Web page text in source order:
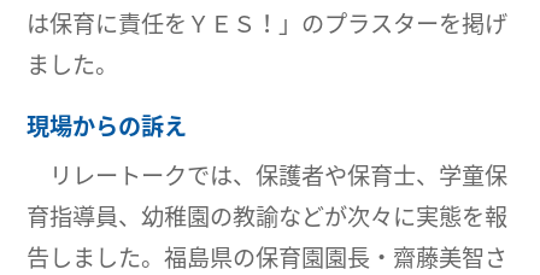
は保育に責任をＹＥＳ！」のプラスターを掲げ
ました。
現場からの訴え
リレートークでは、保護者や保育士、学童保
育指導員、幼稚園の教諭などが次々に実態を報
告しました。福島県の保育園園長・齋藤美智さ